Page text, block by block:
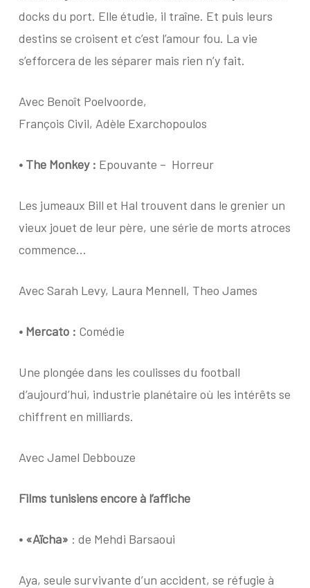
docks du port. Elle étudie, il traîne. Et puis leurs
destins se croisent et c’est l’amour fou. La vie
s’efforcera de les séparer mais rien n’y fait.
Avec Benoît Poelvoorde,
François Civil, Adèle Exarchopoulos
• The Monkey : Epouvante – Horreur
Les jumeaux Bill et Hal trouvent dans le grenier un
vieux jouet de leur père, une série de morts atroces
commence…
Avec Sarah Levy, Laura Mennell, Theo James
• Mercato : Comédie
Une plongée dans les coulisses du football
d’aujourd’hui, industrie planétaire où les intérêts se
chiffrent en milliards.
Avec Jamel Debbouze
Films tunisiens encore à l’affiche
•«Aïcha» : de Mehdi Barsaoui
Aya, seule survivante d’un accident, se réfugie à